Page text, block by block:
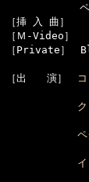
　　　　　　
［挿 入 曲］
［Ｍ-Video］
［Private］
［出　　演］